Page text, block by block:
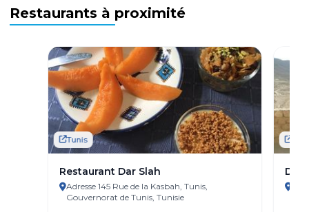
Restaurants à proximité
Tunis
Restaurant Dar Slah
Adresse 145 Rue de la Kasbah, Tunis,
Gouvernorat de Tunis, Tunisie
Dar